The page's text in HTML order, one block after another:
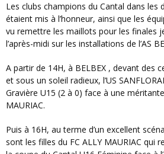
Les clubs champions du Cantal dans les différentes catégories,
étaient mis à l’honneur, ainsi que les
vu remettre les maillots pour les finales
l’après-midi sur les installations de l’AS
A partir de 14H, à BELBEX , devant des centaines de spectateurs
et sous un soleil radieux, l’US
Gravière U15 (2 à 0) face à une
MAURIAC.
Puis à 16H, au terme d’un excellent scénario de fin de match ; ce
sont les filles du FC ALLY MAURIAC qui